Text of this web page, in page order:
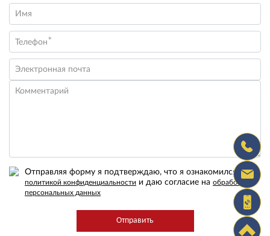
Имя
Телефон*
Электронная почта
Комментарий
Отправляя форму я подтверждаю, что я ознакомился с
политикой конфиденциальности и даю согласие на обработку
персональных данных